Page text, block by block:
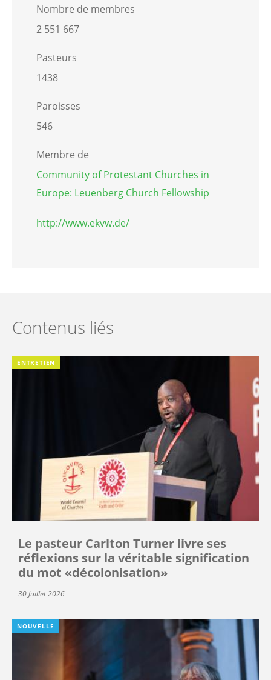
Nombre de membres
2 551 667
Pasteurs
1438
Paroisses
546
Membre de
Community of Protestant Churches in
Europe: Leuenberg Church Fellowship
http://www.ekvw.de/
Contenus liés
ENTRETIEN
Le pasteur Carlton Turner livre ses
réflexions sur la véritable signification
du mot «décolonisation»
30 Juillet 2026
NOUVELLE